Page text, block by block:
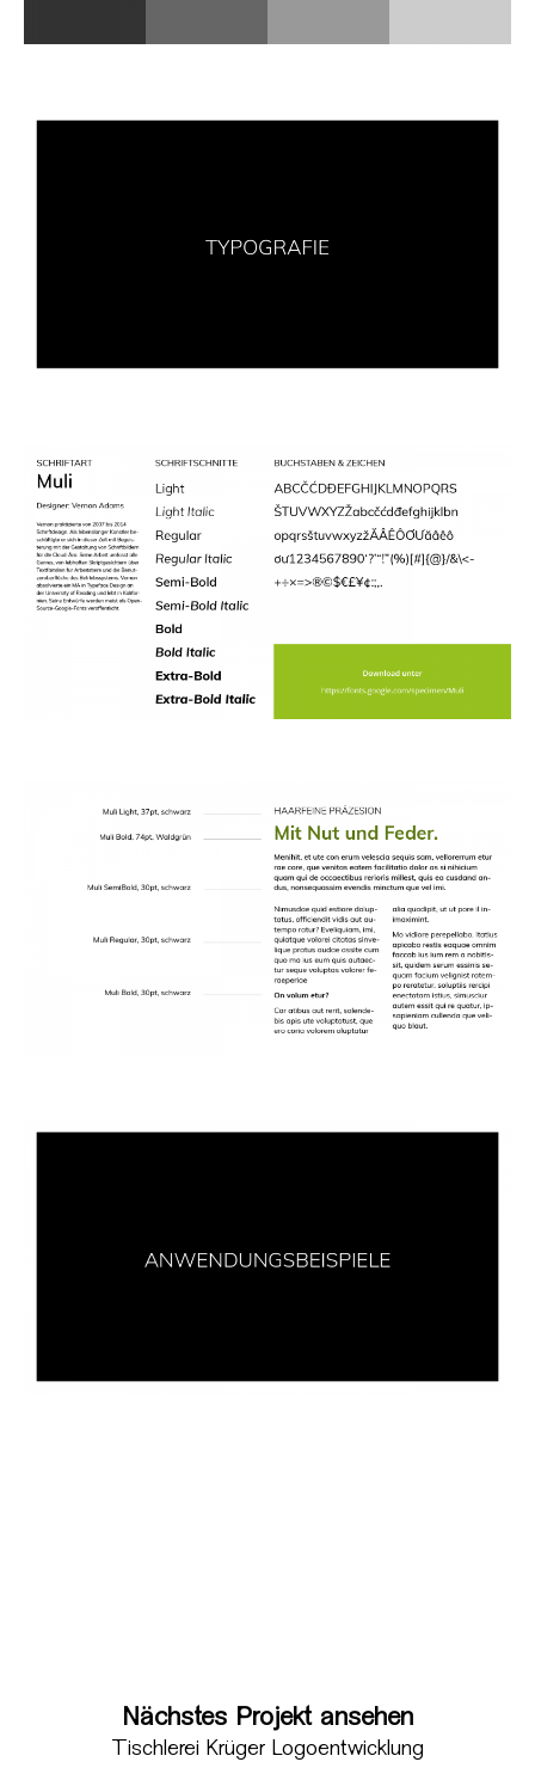
Nächstes Projekt ansehen
Tischlerei Krüger Logoentwicklung